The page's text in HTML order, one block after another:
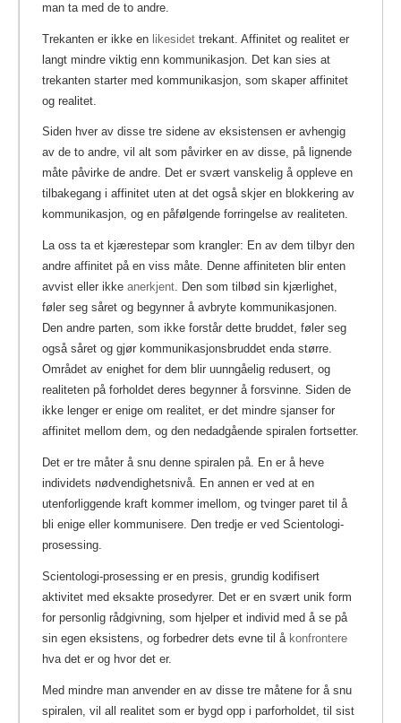
man ta med de to andre.
Trekanten er ikke en likesidet trekant. Affinitet og realitet er
langt mindre viktig enn kommunikasjon. Det kan sies at
trekanten starter med kommunikasjon, som skaper affinitet
og realitet.
Siden hver av disse tre sidene av eksistensen er avhengig
av de to andre, vil alt som påvirker en av disse, på lignende
måte påvirke de andre. Det er svært vanskelig å oppleve en
tilbakegang i affinitet uten at det også skjer en blokkering av
kommunikasjon, og en påfølgende forringelse av realiteten.
La oss ta et kjærestepar som krangler: En av dem tilbyr den
andre affinitet på en viss måte. Denne affiniteten blir enten
avvist eller ikke anerkjent. Den som tilbød sin kjærlighet,
føler seg såret og begynner å avbryte kommunikasjonen.
Den andre parten, som ikke forstår dette bruddet, føler seg
også såret og gjør kommunikasjonsbruddet enda større.
Området av enighet for dem blir uunngåelig redusert, og
realiteten på forholdet deres begynner å forsvinne. Siden de
ikke lenger er enige om realitet, er det mindre sjanser for
affinitet mellom dem, og den nedadgående spiralen fortsetter.
Det er tre måter å snu denne spiralen på. En er å heve
individets nødvendighetsnivå. En annen er ved at en
utenforliggende kraft kommer imellom, og tvinger paret til å
bli enige eller kommunisere. Den tredje er ved Scientologi-
prosessing.
Scientologi-prosessing er en presis, grundig kodifisert
aktivitet med eksakte prosedyrer. Det er en svært unik form
for personlig rådgivning, som hjelper et individ med å se på
sin egen eksistens, og forbedrer dets evne til å konfrontere
hva det er og hvor det er.
Med mindre man anvender en av disse tre måtene for å snu
spiralen, vil all realitet som er bygd opp i parforholdet, til sist